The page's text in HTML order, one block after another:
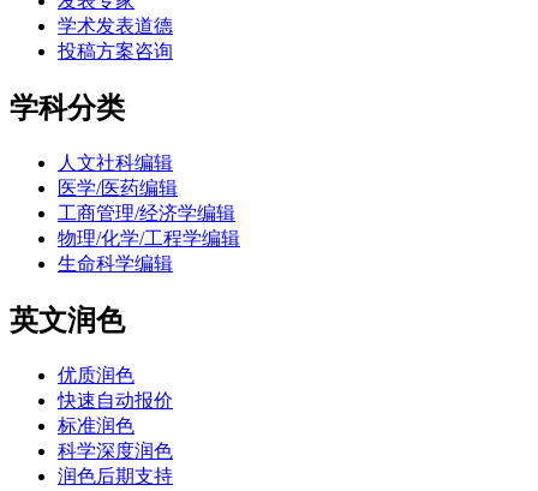
学术发表道德
投稿方案咨询
学科分类
人文社科编辑
医学/医药编辑
工商管理/经济学编辑
物理/化学/工程学编辑
生命科学编辑
英文润色
优质润色
快速自动报价
标准润色
科学深度润色
润色后期支持